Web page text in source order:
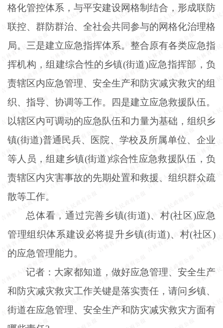
格化管控体系，与平安建设网格制结合，形成联防
联控、群防群治、全社会共同参与的网格化治理格
局。三是建立应急指挥体系。整合原有各类应急指
挥机构，组建综合性的乡镇(街道)应急指挥部，负
责辖区内应急管理、安全生产和防灾减灾救灾的组
织、指导、协调等工作。四是建立应急救援队伍。
以辖区内可调动的应急队伍和力量为基础，组织乡
镇(街道)普通民兵、医院、学校及所属单位、企业
等人员，组建乡镇(街道)综合性应急救援队伍，负
责辖区内灾害事故的先期处置和救援、组织群众疏
散等工作。
总体看，通过完善乡镇(街道)、村(社区)应急
管理组织体系建设必将提升乡镇(街道)、村(社区)
的应急管理能力。
记者：大家都知道，做好应急管理、安全生产
和防灾减灾救灾工作关键是落实责任，请问乡镇、
街道在应急管理、安全生产和防灾减灾救灾方面有